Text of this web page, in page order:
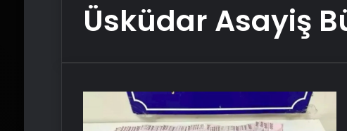
Üsküdar Asayiş